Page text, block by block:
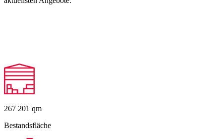
267 201 qm
Bestandsfläche